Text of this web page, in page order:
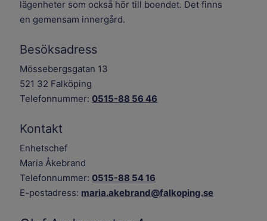
lägenheter som också hör till boendet. Det finns
en gemensam innergård.
Besöksadress
Mössebergsgatan 13
521 32 Falköping
Telefonnummer:0515-88 56 46
Kontakt
Enhetschef
Maria Åkebrand
Telefonnummer:0515-88 54 16
E-postadress: maria.akebrand@falkoping.se